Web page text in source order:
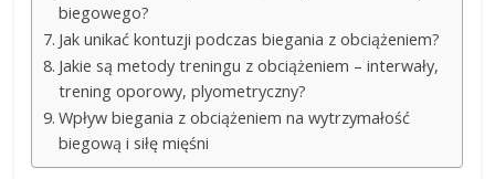
biegowego?
Jak unikać kontuzji podczas biegania z obciążeniem?
Jakie są metody treningu z obciążeniem – interwały,
trening oporowy, plyometryczny?
Wpływ biegania z obciążeniem na wytrzymałość
biegową i siłę mięśni